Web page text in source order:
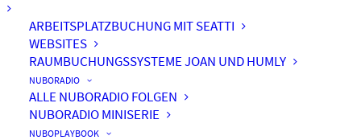
ARBEITSPLATZBUCHUNG MIT SEATTI
WEBSITES
RAUMBUCHUNGSSYSTEME JOAN UND HUMLY
NUBORADIO
ALLE NUBORADIO FOLGEN
NUBORADIO MINISERIE
NUBOPLAYBOOK